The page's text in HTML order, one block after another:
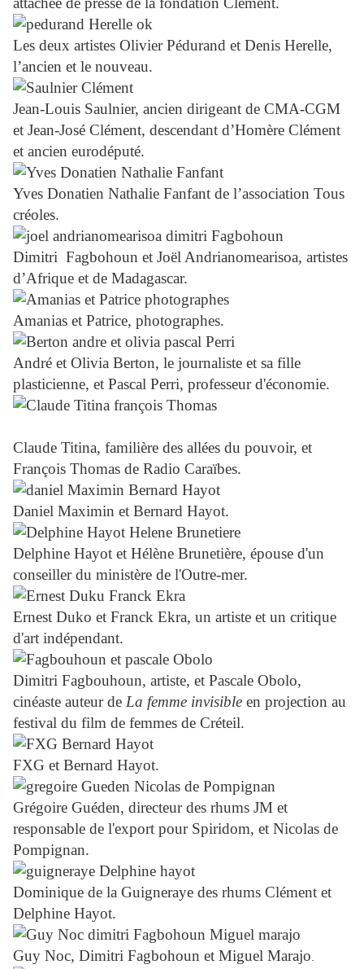
Les deux artistes Olivier Pédurand et Denis Herelle,
l’ancien et le nouveau.
Jean-Louis Saulnier, ancien dirigeant de CMA-CGM
et Jean-José Clément, descendant d’Homère Clément
et ancien eurodéputé.
Yves Donatien Nathalie Fanfant de l’association Tous
créoles.
Dimitri Fagbohoun et Joël Andrianomearisoa, artistes
d’Afrique et de Madagascar.
Amanias et Patrice, photographes.
André et Olivia Berton, le journaliste et sa fille
plasticienne, et Pascal Perri, professeur d'économie.
Claude Titina, familière des allées du pouvoir, et
François Thomas de Radio Caraïbes.
Daniel Maximin et Bernard Hayot.
Delphine Hayot et Hélène Brunetière, épouse d'un
conseiller du ministère de l'Outre-mer.
Ernest Duko et Franck Ekra, un artiste et un critique
d'art indépendant.
Dimitri Fagbouhoun, artiste, et Pascale Obolo,
cinéaste auteur de La femme invisible en projection au
festival du film de femmes de Créteil.
FXG et Bernard Hayot.
Grégoire Guéden, directeur des rhums JM et
responsable de l'export pour Spiridom, et Nicolas de
Pompignan.
Dominique de la Guigneraye des rhums Clément et
Delphine Hayot.
Guy Noc, Dimitri Fagbohoun et Miguel Marajo